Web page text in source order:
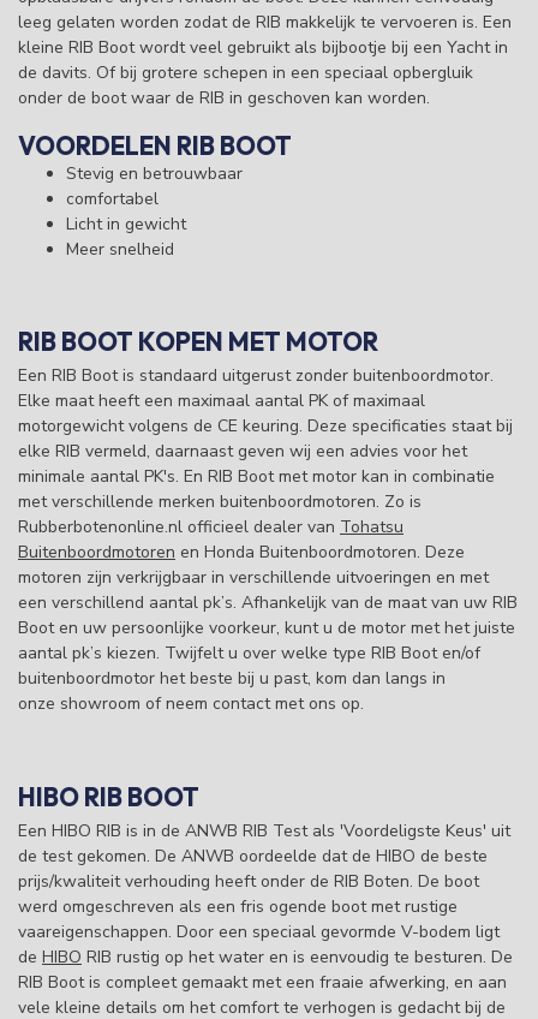
leeg gelaten worden zodat de RIB makkelijk te vervoeren is. Een
kleine RIB Boot wordt veel gebruikt als bijbootje bij een Yacht in
de davits. Of bij grotere schepen in een speciaal opbergluik
onder de boot waar de RIB in geschoven kan worden.
VOORDELEN RIB BOOT
Stevig en betrouwbaar
comfortabel
Licht in gewicht
Meer snelheid
RIB BOOT KOPEN MET MOTOR
Een RIB Boot is standaard uitgerust zonder buitenboordmotor.
Elke maat heeft een maximaal aantal PK of maximaal
motorgewicht volgens de CE keuring. Deze specificaties staat bij
elke RIB vermeld, daarnaast geven wij een advies voor het
minimale aantal PK's. En RIB Boot met motor kan in combinatie
met verschillende merken buitenboordmotoren. Zo is
Rubberbotenonline.nl officieel dealer van Tohatsu
Buitenboordmotoren en Honda Buitenboordmotoren. Deze
motoren zijn verkrijgbaar in verschillende uitvoeringen en met
een verschillend aantal pk’s. Afhankelijk van de maat van uw RIB
Boot en uw persoonlijke voorkeur, kunt u de motor met het juiste
aantal pk’s kiezen. Twijfelt u over welke type RIB Boot en/of
buitenboordmotor het beste bij u past, kom dan langs in
onze showroom of neem contact met ons op.
HIBO RIB BOOT
Een HIBO RIB is in de ANWB RIB Test als 'Voordeligste Keus' uit
de test gekomen. De ANWB oordeelde dat de HIBO de beste
prijs/kwaliteit verhouding heeft onder de RIB Boten. De boot
werd omgeschreven als een fris ogende boot met rustige
vaareigenschappen. Door een speciaal gevormde V-bodem ligt
de HIBO RIB rustig op het water en is eenvoudig te besturen. De
RIB Boot is compleet gemaakt met een fraaie afwerking, en aan
vele kleine details om het comfort te verhogen is gedacht bij de